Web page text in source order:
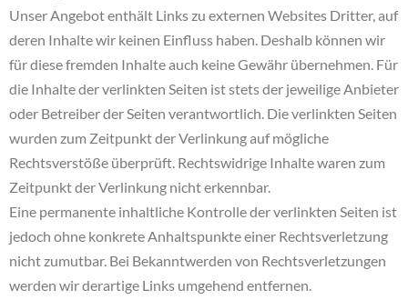
Unser Angebot enthält Links zu externen Websites Dritter, auf
deren Inhalte wir keinen Einfluss haben. Deshalb können wir
für diese fremden Inhalte auch keine Gewähr übernehmen. Für
die Inhalte der verlinkten Seiten ist stets der jeweilige Anbieter
oder Betreiber der Seiten verantwortlich. Die verlinkten Seiten
wurden zum Zeitpunkt der Verlinkung auf mögliche
Rechtsverstöße überprüft. Rechtswidrige Inhalte waren zum
Zeitpunkt der Verlinkung nicht erkennbar.
Eine permanente inhaltliche Kontrolle der verlinkten Seiten ist
jedoch ohne konkrete Anhaltspunkte einer Rechtsverletzung
nicht zumutbar. Bei Bekanntwerden von Rechtsverletzungen
werden wir derartige Links umgehend entfernen.